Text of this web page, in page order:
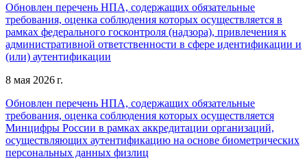
Обновлен перечень НПА, содержащих обязательные
требования, оценка соблюдения которых осуществляется в
рамках федерального госконтроля (надзора), привлечения к
административной ответственности в сфере идентификации и
(или) аутентификации
8 мая 2026 г.
Обновлен перечень НПА, содержащих обязательные
требования, оценка соблюдения которых осуществляется
Минцифры России в рамках аккредитации организаций,
осуществляющих аутентификацию на основе биометрических
персональных данных физлиц